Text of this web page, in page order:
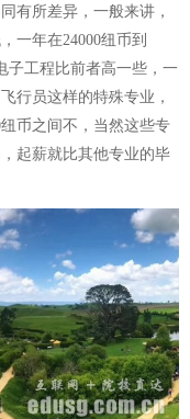
有所差异，一般来讲，
一年在24000纽币到
子工程比前者高一些，一
行员这样的特殊专业，
币之间不，当然这些专
起薪就比其他专业的毕